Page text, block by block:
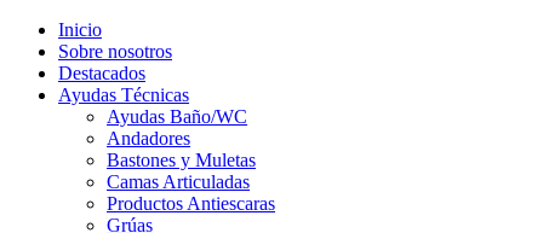
Inicio
Sobre nosotros
Destacados
Ayudas Técnicas
Ayudas Baño/WC
Andadores
Bastones y Muletas
Camas Articuladas
Productos Antiescaras
Grúas